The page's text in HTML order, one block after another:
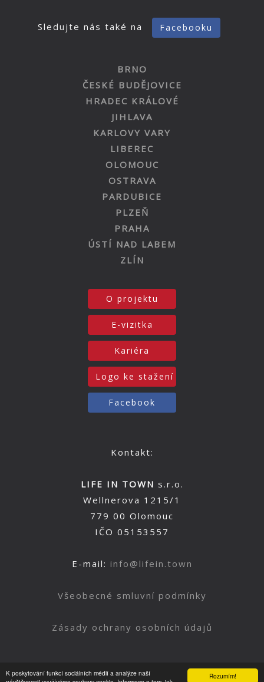
Rozumím!
K poskytování funkcí sociálních médií a analýze naší
Sledujte nás také na Facebooku
BRNO
ČESKÉ BUDĚJOVICE
HRADEC KRÁLOVÉ
JIHLAVA
KARLOVY VARY
LIBEREC
OLOMOUC
OSTRAVA
PARDUBICE
PLZEŇ
PRAHA
ÚSTÍ NAD LABEM
ZLÍN
O projektu
E-vizitka
Kariéra
Logo ke stažení
Facebook
Kontakt:
LIFE IN TOWN s.r.o.
Wellnerova 1215/1
779 00 Olomouc
IČO 05153557
E-mail: info@lifein.town
Všeobecné smluvní podmínky
Zásady ochrany osobních údajů